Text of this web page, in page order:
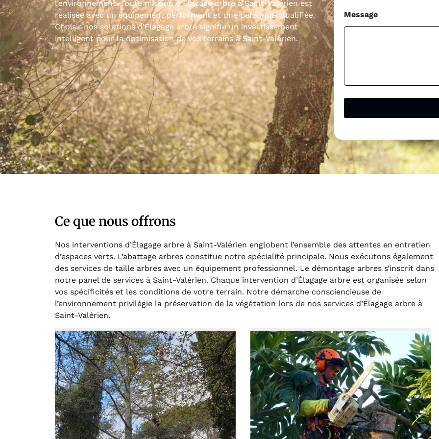
l’environnement. Toute mission d’Élagage arbre à Saint-Valérien est
réalisée avec un équipement performant et une personnel qualifiée.
Choisir nos solutions d’Élagage arbre signifie un investissement
intelligent pour la optimisation de vos terrains à Saint-Valérien.
Message
Ce que nous offrons
Nos interventions d’Élagage arbre à Saint-Valérien englobent l’ensemble des attentes en entretien
d’espaces verts. L’abattage arbres constitue notre spécialité principale. Nous exécutons également
des services de taille arbres avec un équipement professionnel. Le démontage arbres s’inscrit dans
notre panel de services à Saint-Valérien. Chaque intervention d’Élagage arbre est organisée selon
vos spécificités et les conditions de votre terrain. Notre démarche consciencieuse de
l’environnement privilégie la préservation de la végétation lors de nos services d’Élagage arbre à
Saint-Valérien.
21 juin 2024
Le service de terrassement
jardin à Var était
exceptionnel. L'équipe a
travaillé de manière efficace
et professionnelle, laissant
notre jardin impeccable et
prêt pour notre nouveau
projet d'aménagement
paysager.
14 décembre 2024
Excellente prestation pour
l'abattage délicat d'un sapin
entre deux maisons.
Technicité irréprochable et
sécurité assurée. Le
chantier a été laissé propre.
Je n'hésiterai pas à vous
recontacter.